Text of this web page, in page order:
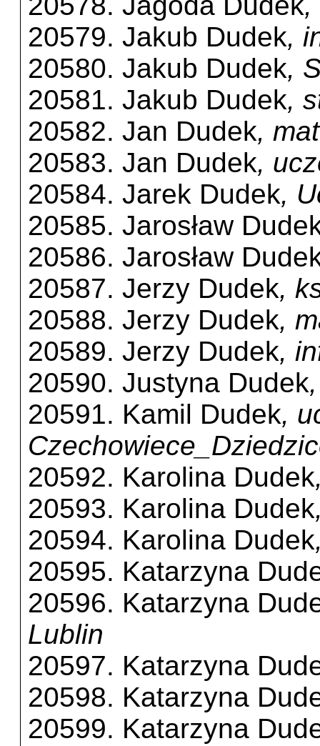
20579. Jakub Dudek,
20580. Jakub Dudek,
20581. Jakub Dudek,
20582. Jan Dudek,
20583. Jan Dudek,
20584. Jarek Dudek,
20585. Jarosław
20586. Jarosław
20587. Jerzy Dudek,
20588. Jerzy Dudek,
20589. Jerzy Dudek,
20590. Justyna Dudek
20591. Kamil Dudek,
20592. Karolina Dudek
20593. Karolina Dudek
20594. Karolina Dudek
20595. Katarzyna
20596. Katarzyna
Lublin
20597. Katarzyna
20598. Katarzyna
20599. Katarzyna